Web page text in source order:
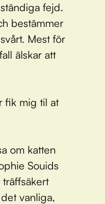
fejd.
bestämmer
Mest för
älskar att
fik mig til at
om katten
Souids
vanliga,